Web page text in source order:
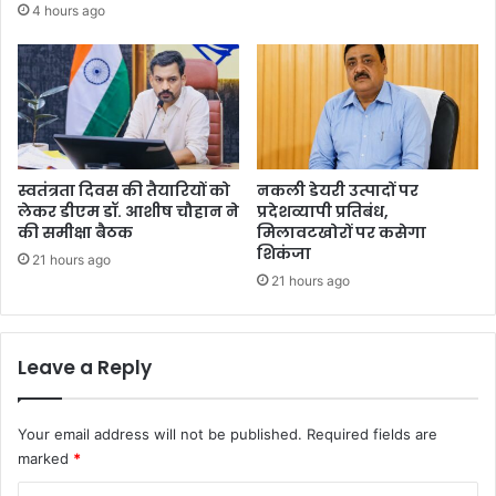
4 hours ago
स्वतंत्रता दिवस की तैयारियों को
लेकर डीएम डॉ. आशीष चौहान ने
की समीक्षा बैठक
21 hours ago
नकली डेयरी उत्पादों पर
प्रदेशव्यापी प्रतिबंध,
मिलावटखोरों पर कसेगा
शिकंजा
21 hours ago
Leave a Reply
Your email address will not be published. Required fields are
marked *